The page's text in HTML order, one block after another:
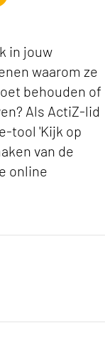
in jouw
waarom ze
behouden of
Als ActiZ-lid
tool 'Kijk op
van de
online